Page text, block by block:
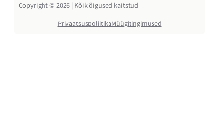
Copyright © 2026 | Kõik õigused kaitstud
PrivaatsuspoliitikaMüügitingimused